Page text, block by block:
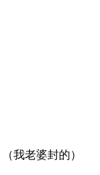
（我老婆封的）